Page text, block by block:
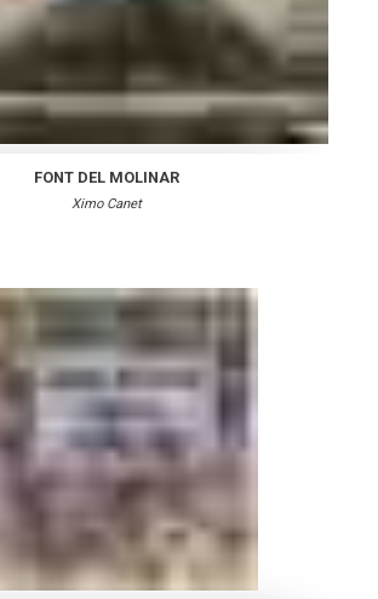
FONT DEL MOLINAR
Ximo Canet